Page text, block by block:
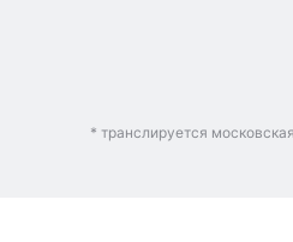
* транслируется